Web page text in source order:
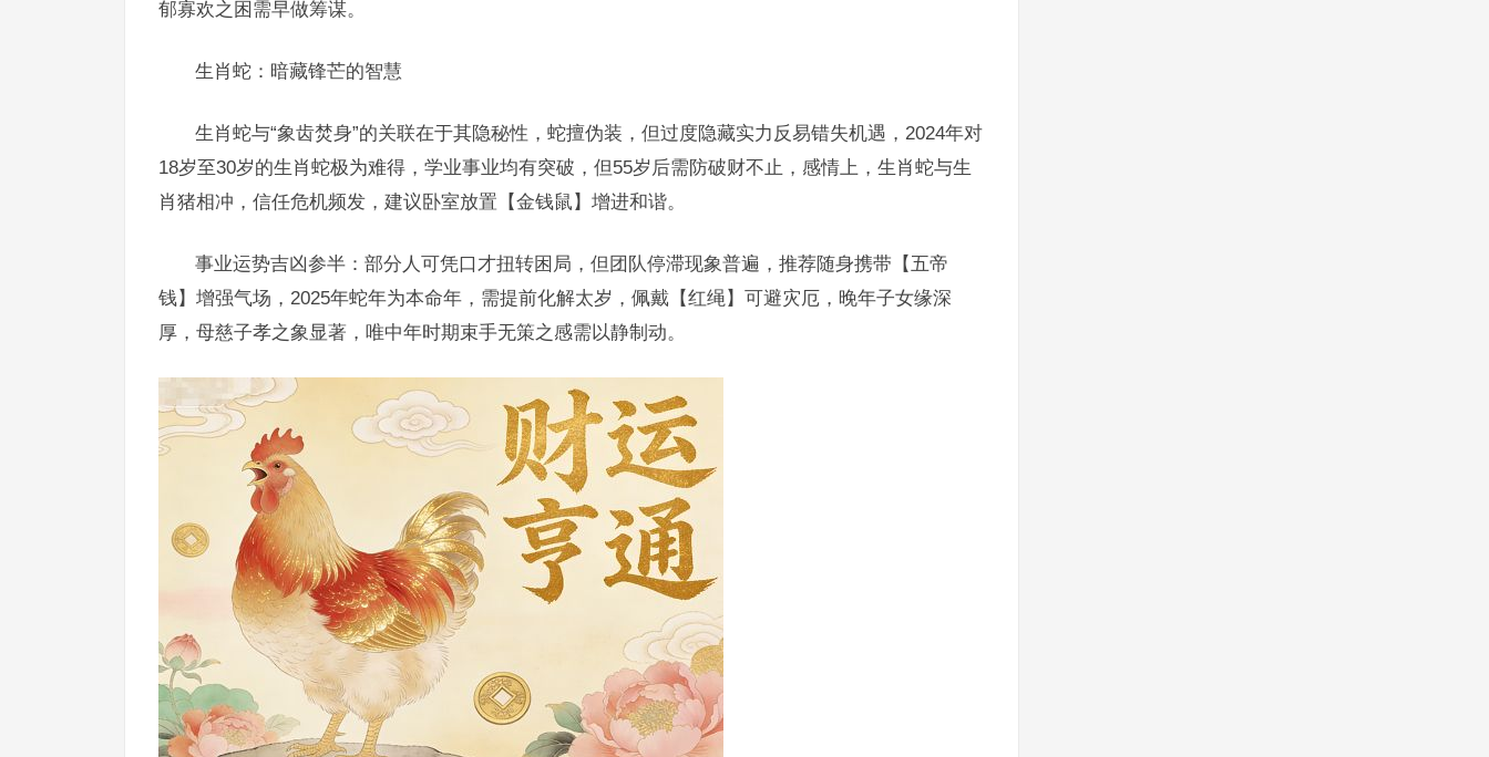
郁寡欢之困需早做筹谋。
生肖蛇：暗藏锋芒的智慧
生肖蛇与“象齿焚身”的关联在于其隐秘性，蛇擅伪装，但过度隐藏实力反易错失机遇，2024年对
18岁至30岁的生肖蛇极为难得，学业事业均有突破，但55岁后需防破财不止，感情上，生肖蛇与生
肖猪相冲，信任危机频发，建议卧室放置【金钱鼠】增进和谐。
事业运势吉凶参半：部分人可凭口才扭转困局，但团队停滞现象普遍，推荐随身携带【五帝
钱】增强气场，2025年蛇年为本命年，需提前化解太岁，佩戴【红绳】可避灾厄，晚年子女缘深
厚，母慈子孝之象显著，唯中年时期束手无策之感需以静制动。